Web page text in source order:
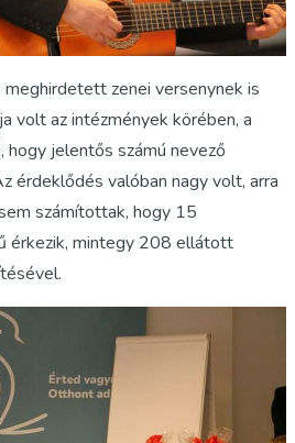
zenei versenynek is
volt az intézmények körében, a
hogy jelentős számú nevező
érdeklődés valóban nagy volt, arra
számítottak, hogy 15
érkezik, mintegy 208 ellátott